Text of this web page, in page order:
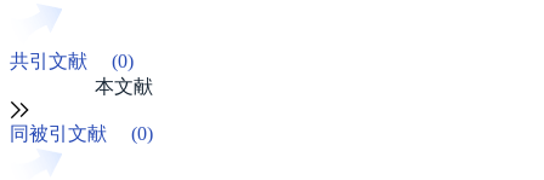
共引文献
(0)
本文献
同被引文献 (0)